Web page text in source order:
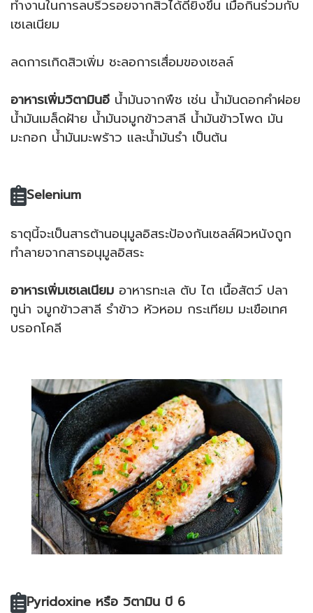
ทำงานในการลบริ้วรอยจากสิวได้ดียิ่งขึ้น เมื่อกินร่วมกับ
เซเลเนียม
ลดการเกิดสิวเพิ่ม ชะลอการเสื่อมของเซลล์
อาหารเพิ่มวิตามินอี น้ำมันจากพืช เช่น น้ำมันดอกคำฝอย
น้ำมันเมล็ดฝ้าย น้ำมันจมูกข้าวสาลี น้ำมันข้าวโพด มัน
มะกอก น้ำมันมะพร้าว และน้ำมันรำ เป็นต้น
Selenium
ธาตุนี้จะเป็นสารต้านอนุมูลอิสระป้องกันเซลล์ผิวหนังถูก
ทำลายจากสารอนุมูลอิสระ
อาหารเพิ่มเซเลเนียม อาหารทะเล ตับ ไต เนื้อสัตว์ ปลา
ทูน่า จมูกข้าวสาลี รำข้าว หัวหอม กระเทียม มะเขือเทศ
บรอกโคลี
Pyridoxine หรือ วิตามิน บี 6